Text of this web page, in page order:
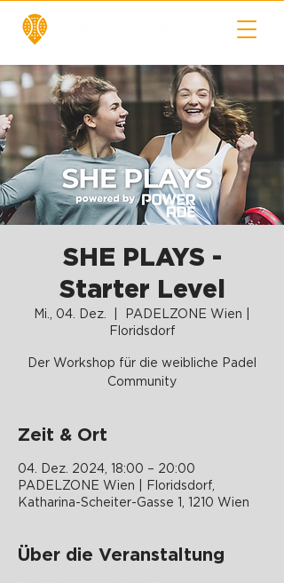
SHE PLAYS -
Starter Level
Mi., 04. Dez.
PADELZONE Wien |
Floridsdorf
Der Workshop für die weibliche Padel
Community
Zeit & Ort
04. Dez. 2024, 18:00 – 20:00
PADELZONE Wien | Floridsdorf,
Katharina-Scheiter-Gasse 1, 1210 Wien
Über die Veranstaltung